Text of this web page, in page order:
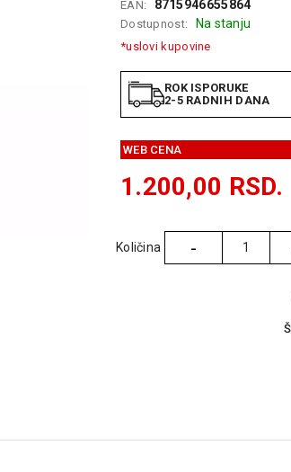
EAN: 8715946655864
Dostupnost: Na stanju
*uslovi kupovine
ROK ISPORUKE
2-5 RADNIH DANA
WEB CENA
1.200,00 RSD.
Količina -